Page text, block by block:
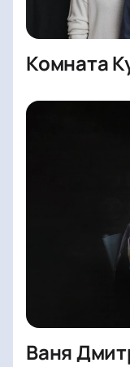
Комната
Ваня